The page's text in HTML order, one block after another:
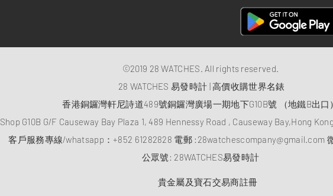
©2019 28 WATCHES. All rights reserved.
28 WATCHES 易發時計 | 高價收購世界名錶
香港銅鑼灣軒尼詩道489號銅鑼灣廣場一期地下G10B號 （地鐵B出口）
Shop G10B G/F Causeway Bay Plaza 1, 489 Hennessy Road , Causeway Bay,Hong Kong
客戶服務專線/whatsapp：+852 61282828 電郵 : 28watchescompany@gmail.com
​公眾號: 28WATCHES易發時計
貴金屬及寶石交易商註冊